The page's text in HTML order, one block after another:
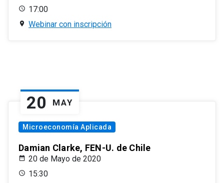
17:00
Webinar con inscripción
20 MAY
Microeconomía Aplicada
Damian Clarke, FEN-U. de Chile
20 de Mayo de 2020
15:30